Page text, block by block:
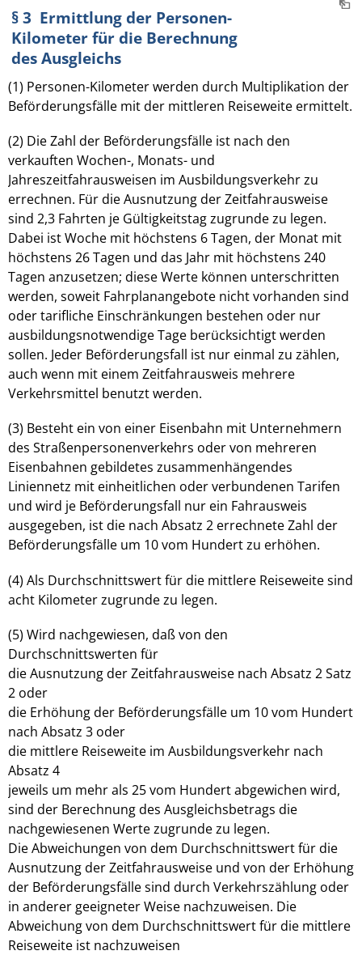
§ 3 Ermittlung der Personen-
Kilometer für die Berechnung
des Ausgleichs
(1) Personen-Kilometer werden durch Multiplikation der
Beförderungsfälle mit der mittleren Reiseweite ermittelt.
(2) Die Zahl der Beförderungsfälle ist nach den
verkauften Wochen-, Monats- und
Jahreszeitfahrausweisen im Ausbildungsverkehr zu
errechnen. Für die Ausnutzung der Zeitfahrausweise
sind 2,3 Fahrten je Gültigkeitstag zugrunde zu legen.
Dabei ist Woche mit höchstens 6 Tagen, der Monat mit
höchstens 26 Tagen und das Jahr mit höchstens 240
Tagen anzusetzen; diese Werte können unterschritten
werden, soweit Fahrplanangebote nicht vorhanden sind
oder tarifliche Einschränkungen bestehen oder nur
ausbildungsnotwendige Tage berücksichtigt werden
sollen. Jeder Beförderungsfall ist nur einmal zu zählen,
auch wenn mit einem Zeitfahrausweis mehrere
Verkehrsmittel benutzt werden.
(3) Besteht ein von einer Eisenbahn mit Unternehmern
des Straßenpersonenverkehrs oder von mehreren
Eisenbahnen gebildetes zusammenhängendes
Liniennetz mit einheitlichen oder verbundenen Tarifen
und wird je Beförderungsfall nur ein Fahrausweis
ausgegeben, ist die nach Absatz 2 errechnete Zahl der
Beförderungsfälle um 10 vom Hundert zu erhöhen.
(4) Als Durchschnittswert für die mittlere Reiseweite sind
acht Kilometer zugrunde zu legen.
(5) Wird nachgewiesen, daß von den
Durchschnittswerten für
die Ausnutzung der Zeitfahrausweise nach Absatz 2 Satz
2 oder
die Erhöhung der Beförderungsfälle um 10 vom Hundert
nach Absatz 3 oder
die mittlere Reiseweite im Ausbildungsverkehr nach
Absatz 4
jeweils um mehr als 25 vom Hundert abgewichen wird,
sind der Berechnung des Ausgleichsbetrags die
nachgewiesenen Werte zugrunde zu legen.
Die Abweichungen von dem Durchschnittswert für die
Ausnutzung der Zeitfahrausweise und von der Erhöhung
der Beförderungsfälle sind durch Verkehrszählung oder
in anderer geeigneter Weise nachzuweisen. Die
Abweichung von dem Durchschnittswert für die mittlere
Reiseweite ist nachzuweisen